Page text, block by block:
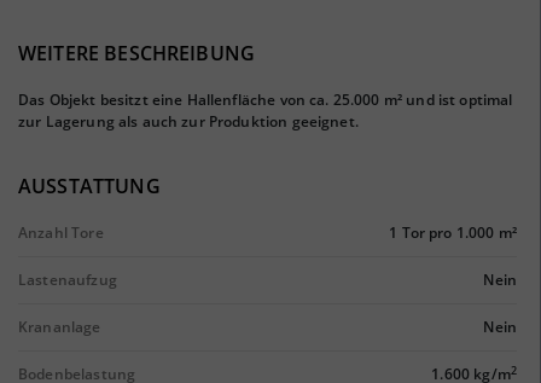
WEITERE BESCHREIBUNG
Das Objekt besitzt eine Hallenfläche von ca. 25.000 m² und ist optimal
zur Lagerung als auch zur Produktion geeignet.
AUSSTATTUNG
Anzahl Tore 1 Tor pro 1.000 m²
Lastenaufzug Nein
Krananlage Nein
Bodenbelastung 1.600 kg/m2